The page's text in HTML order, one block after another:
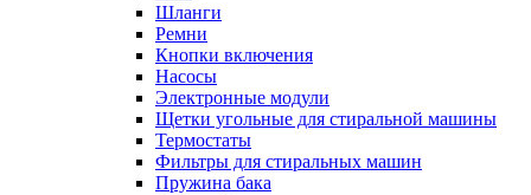
Шланги
Ремни
Кнопки включения
Насосы
Электронные модули
Щетки угольные для стиральной машины
Термостаты
Фильтры для стиральных машин
Пружина бака